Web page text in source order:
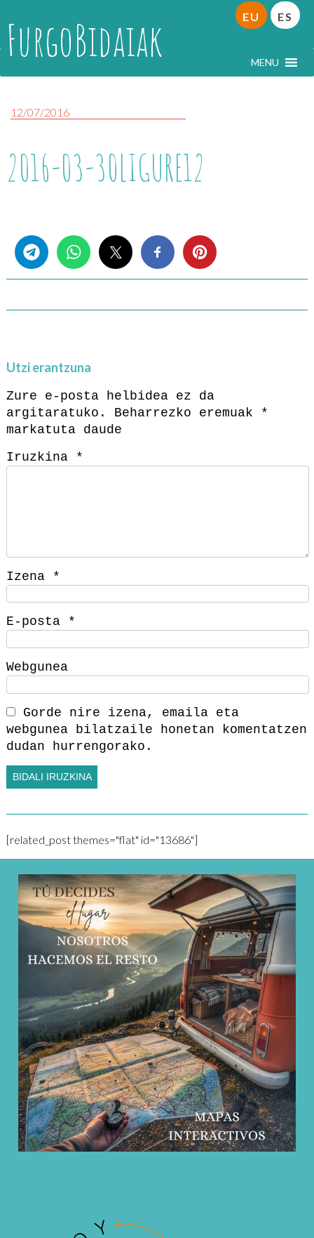
FurgoBidaiak MENU
EU ES
12/07/2016
2016-03-30LIGURE12
Utzi erantzuna
Zure e-posta helbidea ez da
argitaratuko.
Beharrezko eremuak
*
markatuta daude
Iruzkina
*
Izena *
E-posta *
Webgunea
Gorde nire izena, emaila eta
webgunea bilatzaile honetan komentatzen
dudan hurrengorako.
[related_post themes="flat" id="13686"]